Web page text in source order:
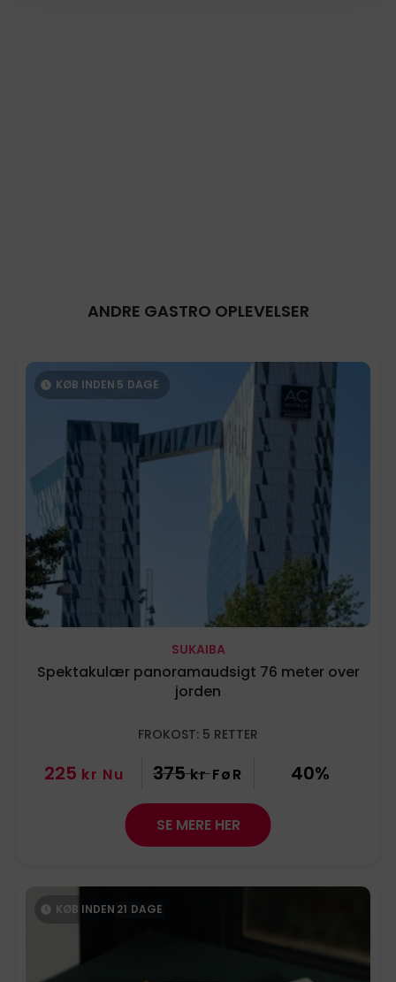
ANDRE GASTRO OPLEVELSER
SUKAIBA
Spektakulær panoramaudsigt 76 meter over
jorden
FROKOST: 5 RETTER
225 kr Nu 375 kr FøR 40%
SE MERE HER
KØB INDEN 5 DAGE
KØB INDEN 21 DAGE